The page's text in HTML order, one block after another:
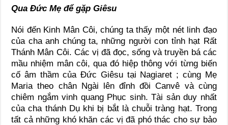
Qua Đức Mẹ để gặp Giêsu
Nói đến Kinh Mân Côi, chúng ta thấy một nét linh đạo
của cha anh chúng ta, những người con tỉnh hạt Rất
Thánh Mân Côi. Các vị đã đọc, sống và truyền bá các
mầu nhiệm mân côi, qua đó hiệp thông với từng biến
cố âm thầm của Đức Giêsu tại Nagiaret ; cùng Mẹ
Maria theo chân Ngài lên đỉnh đồi Canvê và cùng
chiêm ngắm vinh quang Phục sinh. Tài sản duy nhất
của cha thánh Dụ khi bị bắt là chuỗi tràng hạt. Trong
tất cả những khó khăn các vị đã phó thác cho sự bảo